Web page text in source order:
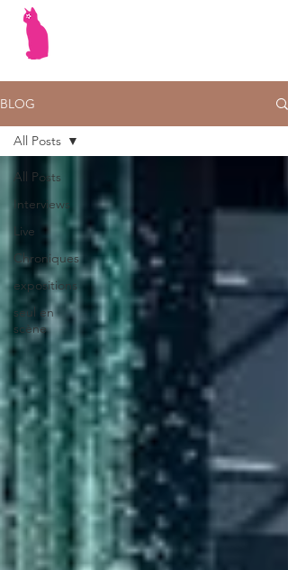
BLOG
All Posts
Interviews
Live
Chroniques
expositions
seul en
scène
All Posts